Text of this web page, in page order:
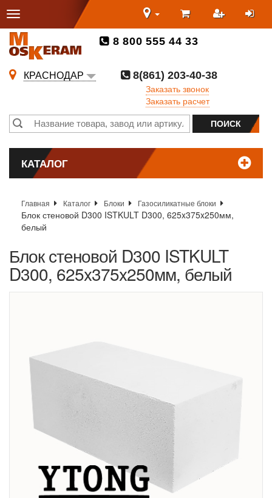
8 800 555 44 33
КРАСНОДАР
8(861) 203-40-38
Заказать звонок
Заказать расчет
КАТАЛОГ
Главная Каталог Блоки Газосиликатные блоки
Блок стеновой D300 ISTKULT D300, 625x375x250мм,
белый
Блок стеновой D300 ISTKULT
D300, 625x375x250мм, белый